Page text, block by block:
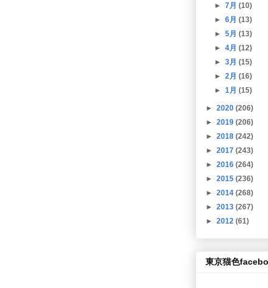
►7月(10)
►6月(13)
►5月(13)
►4月(12)
►3月(15)
►2月(16)
►1月(15)
► 2020 (206)
► 2019 (206)
► 2018 (242)
► 2017 (243)
► 2016 (264)
► 2015 (236)
► 2014 (268)
► 2013 (267)
► 2012 (61)
東京猫色